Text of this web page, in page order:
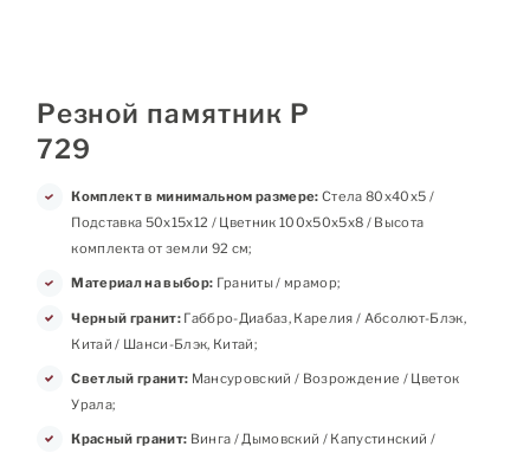
Резной памятник Р
729
Комплект в минимальном размере: Стела 80х40х5 /
Подставка 50х15х12 / Цветник 100х50х5х8 / Высота
комплекта от земли 92 см;
Материал на выбор: Граниты / мрамор;
Черный гранит:Габбро-Диабаз, Карелия / Абсолют-Блэк,
Китай / Шанси-Блэк, Китай;
Светлый гранит: Мансуровский / Возрождение / Цветок
Урала;
Красный гранит: Винга / Дымовский / Капустинский /